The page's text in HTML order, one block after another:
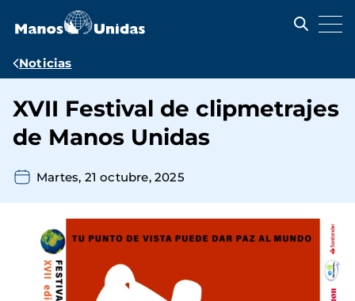
contenido
Ruta
navegación
Noticias
XVII Festival de clipmetrajes
de Manos Unidas
Martes, 21 octubre, 2025